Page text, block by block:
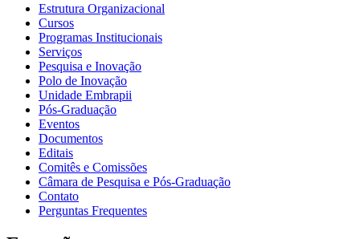
Estrutura Organizacional
Cursos
Programas Institucionais
Serviços
Pesquisa e Inovação
Polo de Inovação
Unidade Embrapii
Pós-Graduação
Eventos
Documentos
Editais
Comitês e Comissões
Câmara de Pesquisa e Pós-Graduação
Contato
Perguntas Frequentes